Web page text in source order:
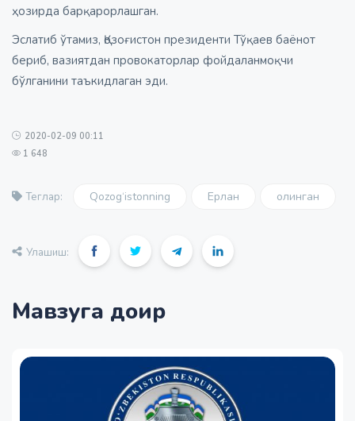
ҳозирда барқарорлашган.
Эслатиб ўтамиз, Қозоғистон президенти Тўқаев баёнот
бериб, вазиятдан провокаторлар фойдаланмоқчи
бўлганини таъкидлаган эди.
2020-02-09 00:11
1 648
Теглар: Qozog‘istonning Ерлан олинган
Улашиш:
Мавзуга доир